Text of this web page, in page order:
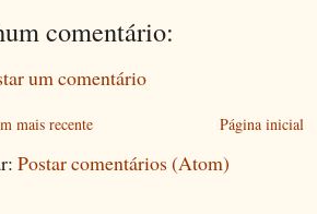
comentário:
um comentário
mais recente Página inicial
Postar comentários (Atom)